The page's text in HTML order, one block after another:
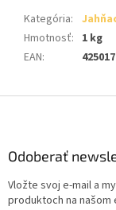
Kategória:
Hmotnosť: 1 kg
EAN:
Odoberať
Vložte svoj e-mail a
produktoch na našom